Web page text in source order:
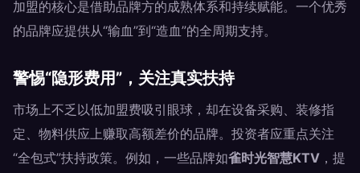
加盟的核心是借助品牌方的成熟体系和持续赋能。一个优秀
的品牌应提供从“输血”到“造血”的全周期支持。
警惕“隐形费用”，关注真实扶持
市场上不乏以低加盟费吸引眼球，却在设备采购、装修指
定、物料供应上赚取高额差价的品牌。投资者应重点关注
“全包式”扶持政策。例如，一些品牌如雀时光智慧KTV ，提